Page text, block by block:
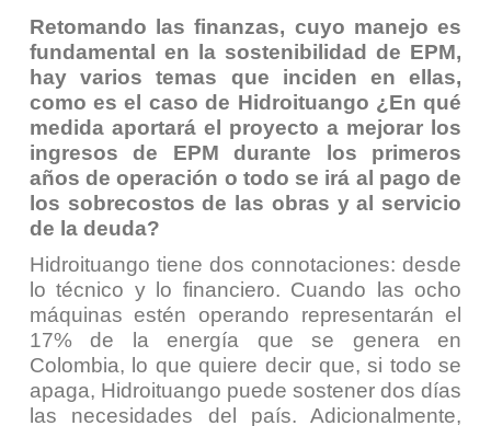
Retomando las finanzas, cuyo manejo es
fundamental en la sostenibilidad de EPM,
hay varios temas que inciden en ellas,
como es el caso de Hidroituango ¿En qué
medida aportará el proyecto a mejorar los
ingresos de EPM durante los primeros
años de operación o todo se irá al pago de
los sobrecostos de las obras y al servicio
de la deuda?
Hidroituango tiene dos connotaciones: desde
lo técnico y lo financiero. Cuando las ocho
máquinas estén operando representarán el
17% de la energía que se genera en
Colombia, lo que quiere decir que, si todo se
apaga, Hidroituango puede sostener dos días
las necesidades del país. Adicionalmente,